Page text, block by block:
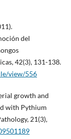
del
42(3), 131-138.
view/556
growth and
with Pythium
21(3),